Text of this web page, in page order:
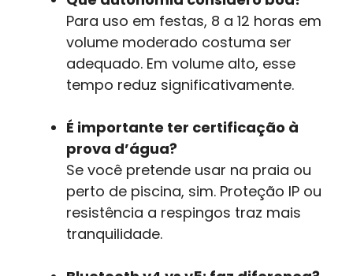
Para uso em festas, 8 a 12 horas em
volume moderado costuma ser
adequado. Em volume alto, esse
tempo reduz significativamente.
É importante ter certificação à
prova d’água?
Se você pretende usar na praia ou
perto de piscina, sim. Proteção IP ou
resistência a respingos traz mais
tranquilidade.